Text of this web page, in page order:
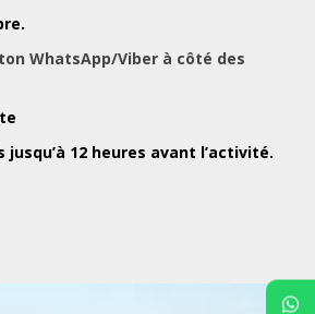
WhatsApp/Viber à côté des
12 heures avant l’activité.